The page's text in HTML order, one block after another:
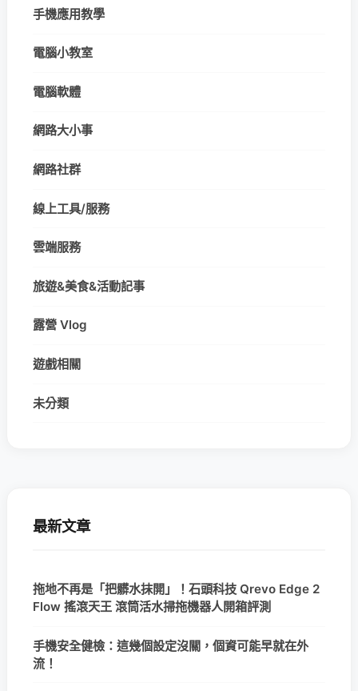
手機應用教學
電腦小教室
電腦軟體
網路大小事
網路社群
線上工具/服務
雲端服務
旅遊&美食&活動記事
露營 Vlog
遊戲相關
未分類
最新文章
拖地不再是「把髒水抹開」！石頭科技 Qrevo Edge 2
Flow 搖滾天王 滾筒活水掃拖機器人開箱評測
手機安全健檢：這幾個設定沒關，個資可能早就在外
流！